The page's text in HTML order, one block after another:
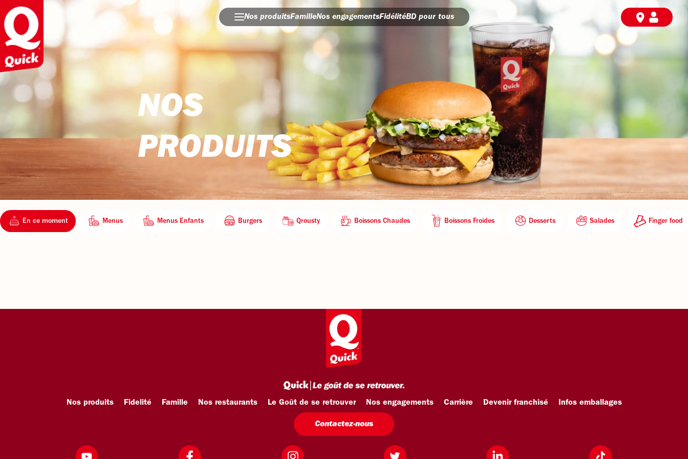
Nos produitsFamilleNos engagementsFidélitéBD pour tous
NOS
PRODUITS
En ce moment Menus Menus Enfants Burgers Qrousty Boissons Chaudes Boissons Froides Desserts Salades Finger food
Nos produits Fidelité Famille Nos restaurants Le Goût de se retrouver Nos engagements Carrière Devenir franchisé Infos emballages
Contactez-nous